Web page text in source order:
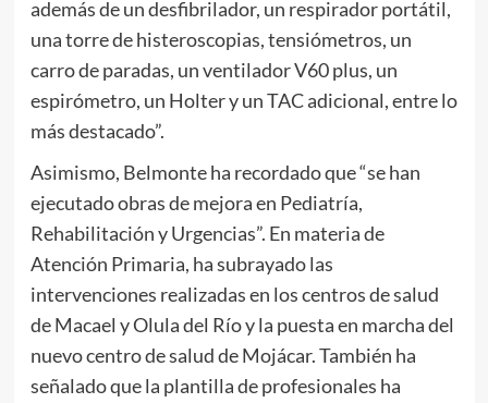
además de un desfibrilador, un respirador portátil,
una torre de histeroscopias, tensiómetros, un
carro de paradas, un ventilador V60 plus, un
espirómetro, un Holter y un TAC adicional, entre lo
más destacado”.
Asimismo, Belmonte ha recordado que “se han
ejecutado obras de mejora en Pediatría,
Rehabilitación y Urgencias”. En materia de
Atención Primaria, ha subrayado las
intervenciones realizadas en los centros de salud
de Macael y Olula del Río y la puesta en marcha del
nuevo centro de salud de Mojácar. También ha
señalado que la plantilla de profesionales ha